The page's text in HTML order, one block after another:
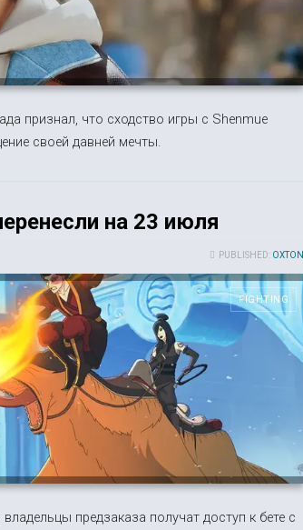
признал, что сходство игры с Shenmue
своей давней мечты.
на 23 июля
PUBLISHED: OXTON
FIGHTING
предзаказа получат доступ к бете с